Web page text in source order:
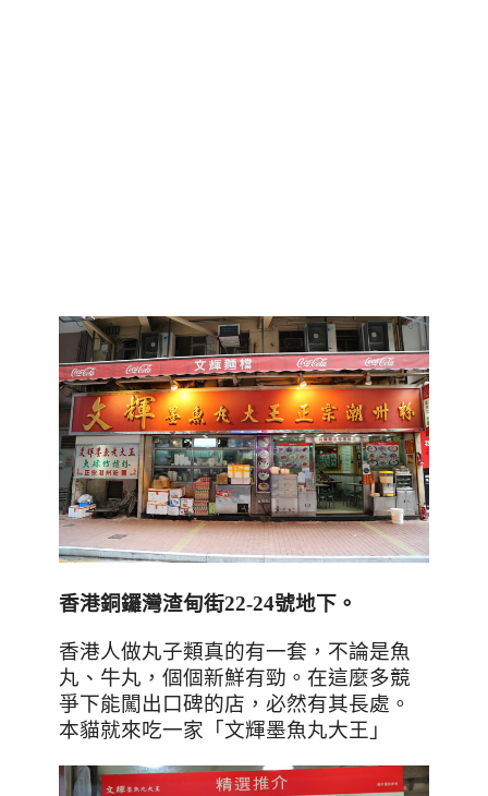
香港銅鑼灣渣甸街22-24號地下 。
香港人做丸子類真的有一套，不論是魚
丸、牛丸，個個新鮮有勁 。在這麼多競
爭下能闖出口碑的店，必然有其長處。
本貓就來吃一家「文輝墨魚丸大王」